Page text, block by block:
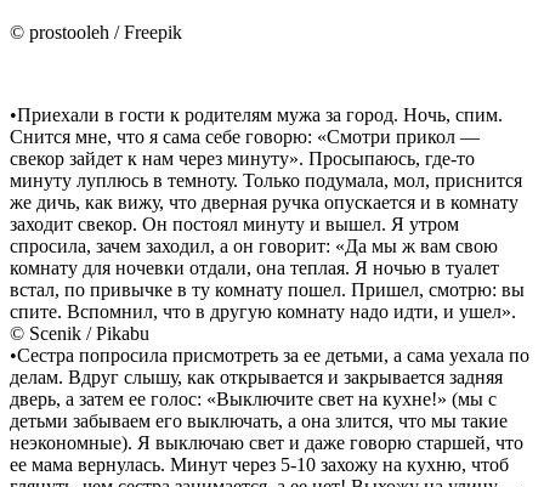
© prostooleh / Freepik
•Приехали в гости к родителям мужа за город. Ночь, спим.
Снится мне, что я сама себе говорю: «Смотри прикол —
свекор зайдет к нам через минуту». Просыпаюсь, где-то
минуту луплюсь в темноту. Только подумала, мол, приснится
же дичь, как вижу, что дверная ручка опускается и в комнату
заходит свекор. Он постоял минуту и вышел. Я утром
спросила, зачем заходил, а он говорит: «Да мы ж вам свою
комнату для ночевки отдали, она теплая. Я ночью в туалет
встал, по привычке в ту комнату пошел. Пришел, смотрю: вы
спите. Вспомнил, что в другую комнату надо идти, и ушел».
© Scenik / Pikabu
•Сестра попросила присмотреть за ее детьми, а сама уехала по
делам. Вдруг слышу, как открывается и закрывается задняя
дверь, а затем ее голос: «Выключите свет на кухне!» (мы с
детьми забываем его выключать, а она злится, что мы такие
неэкономные). Я выключаю свет и даже говорю старшей, что
ее мама вернулась. Минут через 5-10 захожу на кухню, чтоб